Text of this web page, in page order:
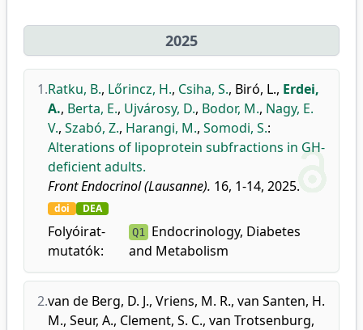
2025
1.Ratku, B., Lőrincz, H., Csiha, S., Biró, L., Erdei,
A., Berta, E., Ujvárosy, D., Bodor, M., Nagy, E.
V., Szabó, Z., Harangi, M., Somodi, S.:
Alterations of lipoprotein subfractions in GH-
deficient adults.
Front Endocrinol (Lausanne). 16, 1-14, 2025.
doi DEA
Folyóirat-
mutatók:
Q1
Endocrinology, Diabetes
and Metabolism
2.van de Berg, D. J., Vriens, M. R., van Santen, H.
M., Seur, A., Clement, S. C., van Trotsenburg,